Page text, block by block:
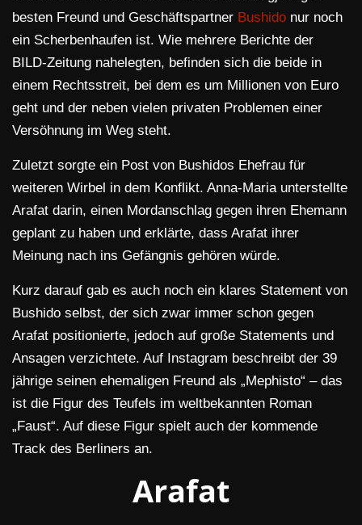
besten Freund und Geschäftspartner Bushido nur noch
ein Scherbenhaufen ist. Wie mehrere Berichte der
BILD-Zeitung nahelegten, befinden sich die beide in
einem Rechtsstreit, bei dem es um Millionen von Euro
geht und der neben vielen privaten Problemen einer
Versöhnung im Weg steht.
Zuletzt sorgte ein Post von Bushidos Ehefrau für
weiteren Wirbel in dem Konflikt. Anna-Maria unterstellte
Arafat darin, einen Mordanschlag gegen ihren Ehemann
geplant zu haben und erklärte, dass Arafat ihrer
Meinung nach ins Gefängnis gehören würde.
Kurz darauf gab es auch noch ein klares Statement von
Bushido selbst, der sich zwar immer schon gegen
Arafat positionierte, jedoch auf große Statements und
Ansagen verzichtete. Auf Instagram beschreibt der 39
jährige seinen ehemaligen Freund als „Mephisto“ – das
ist die Figur des Teufels im weltbekannten Roman
„Faust“. Auf diese Figur spielt auch der kommende
Track des Berliners an.
Arafat